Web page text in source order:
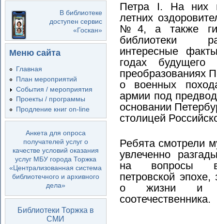
В библиотеке
доступен сервис
«Госкан»
Меню сайта
Главная
План мероприятий
События / мероприятия
Проекты / программы
Продление книг on-line
Анкета для опроса
получателей услуг о
качестве условий оказания
услуг МБУ города Торжка
«Централизованная система
библиотечного и архивного
дела»
Библиотеки Торжка в
СМИ
Петра I. На них
летних
№4, а также
библиотеки
интересные
годах будущего
преобразованиях
о военных
армии под
основании
столицей
Ребята смотрели
увлеченно
на вопросы
петровской
о жизни и
соотечественника.